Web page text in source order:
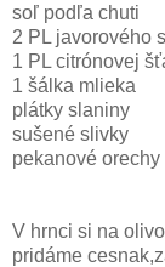
soľ podľa chuti
2 PL javorového
1 PL citrónovej
1 šálka mlieka
plátky slaniny
sušené slivky
pekanové orechy
V hrnci si na
pridáme